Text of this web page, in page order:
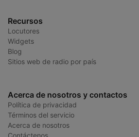
Recursos
Locutores
Widgets
Blog
Sitios web de radio por país
Acerca de nosotros y contactos
Política de privacidad
Términos del servicio
Acerca de nosotros
Contáctenos